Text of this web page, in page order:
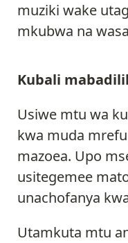
muziki wake
mkubwa na
Kubali
Usiwe mtu wa
kwa muda
mazoea. Upo
usitegemee
unachofanya
Utamkuta mtu